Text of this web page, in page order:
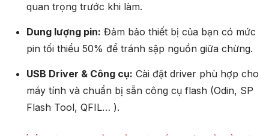
quan trọng trước khi làm.
Dung lượng pin: Đảm bảo thiết bị của bạn có mức
pin tối thiểu 50% để tránh sập nguồn giữa chừng.
USB Driver & Công cụ: Cài đặt driver phù hợp cho
máy tính và chuẩn bị sẵn công cụ flash (Odin, SP
Flash Tool, QFIL… ).